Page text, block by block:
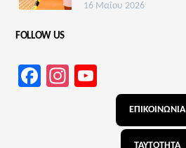
16 Μαΐου 2026
FOLLOW US
Facebook
Instagram
Channel
ΕΠΙΚΟΙΝΩΝΙΑ
ΤΑΥΤΟΤΗΤΑ